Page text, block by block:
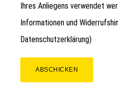
Ihres Anliegens verwendet
Informationen und
Datenschutzerklärung)
ABSCHICKEN